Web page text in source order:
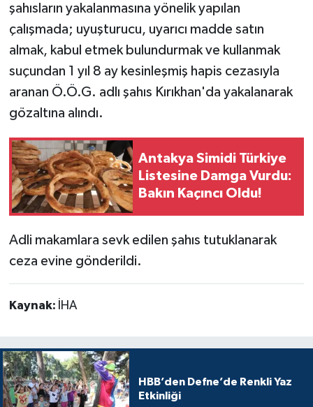
şahısların yakalanmasına yönelik yapılan
çalışmada; uyuşturucu, uyarıcı madde satın
almak, kabul etmek bulundurmak ve kullanmak
suçundan 1 yıl 8 ay kesinleşmiş hapis cezasıyla
aranan Ö.Ö.G. adlı şahıs Kırıkhan'da yakalanarak
gözaltına alındı.
Antakya Simidi Türkiye
Listesine Damga Vurdu:
Bakın Kaçıncı Oldu!
Adli makamlara sevk edilen şahıs tutuklanarak
ceza evine gönderildi.
Kaynak: İHA
HBB’den Defne’de Renkli Yaz
Etkinliği